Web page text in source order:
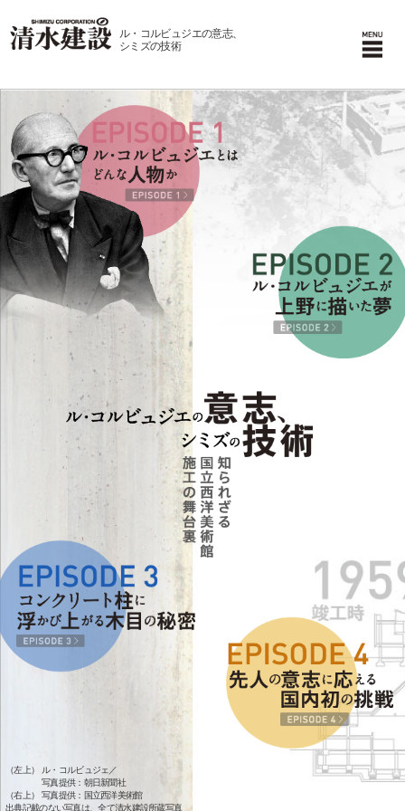
ル・コルビュジエの意志、
シミズの技術
（左上）
ル・コルビュジェ／
写真提供：朝日新聞社
（右上）
写真提供：国立西洋美術館
出典記載のない写真は、全て清水建設所蔵写真